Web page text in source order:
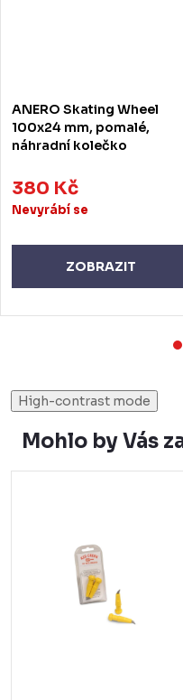
ANERO Skating Wheel
100x24 mm, pomalé,
náhradní kolečko
380 Kč
Nevyrábí se
ZOBRAZIT
High-contrast mode
Mohlo by Vás